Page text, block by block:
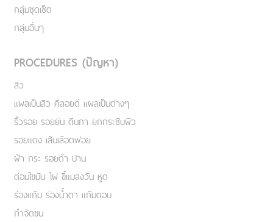
กลุ่มชุดเซ็ต
กลุ่มอื่นๆ
PROCEDURES (ปัญหา)
สิว
แผลเป็นสิว คีลอยด์ แผลเป็นต่างๆ
ริ้วรอย รอยย่น ตีนกา ยกกระชับผิว
รอยแดง เส้นเลือดฟอย
ฝ้า กระ รอยดำ ปาน
ต่อมไขมัน ไฝ ขี้แมลงวัน หูด
ร่องแก้ม ร่องน้ำตา แก้มตอบ
กำจัดขน